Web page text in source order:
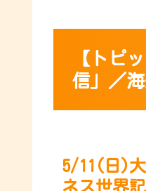
【トピ
信」／
5/11(日)
ネス世界